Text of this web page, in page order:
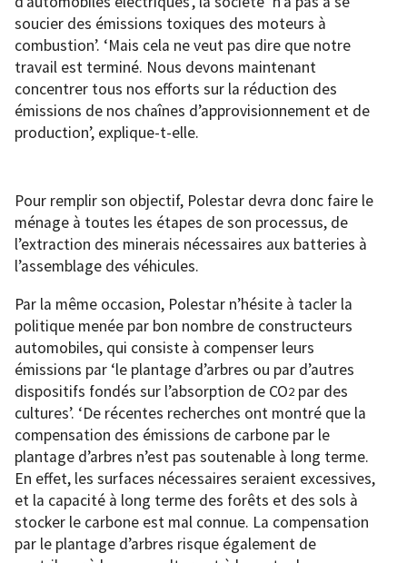
soucier des émissions toxiques des moteurs à
combustion’. ‘Mais cela ne veut pas dire que notre
travail est terminé. Nous devons maintenant
concentrer tous nos efforts sur la réduction des
émissions de nos chaînes d’approvisionnement et de
production’, explique-t-elle.
Pour remplir son objectif, Polestar devra donc faire le
ménage à toutes les étapes de son processus, de
l’extraction des minerais nécessaires aux batteries à
l’assemblage des véhicules.
Par la même occasion, Polestar n’hésite à tacler la
politique menée par bon nombre de constructeurs
automobiles, qui consiste à compenser leurs
émissions par ‘le plantage d’arbres ou par d’autres
dispositifs fondés sur l’absorption de CO2 par des
cultures’. ‘De récentes recherches ont montré que la
compensation des émissions de carbone par le
plantage d’arbres n’est pas soutenable à long terme.
En effet, les surfaces nécessaires seraient excessives,
et la capacité à long terme des forêts et des sols à
stocker le carbone est mal connue. La compensation
par le plantage d’arbres risque également de